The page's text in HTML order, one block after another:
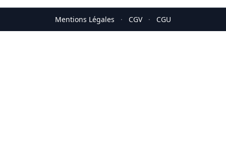
Mentions Légales · CGV · CGU